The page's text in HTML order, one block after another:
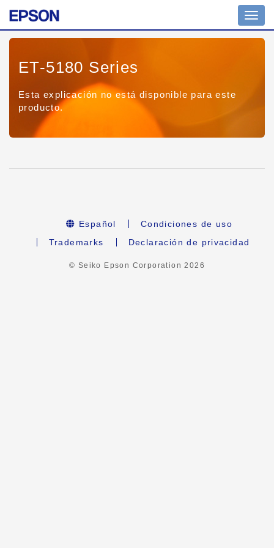
ET-5180 Series
Esta explicación no está disponible para este
producto.
Español
Condiciones de uso
Trademarks
Declaración de privacidad
© Seiko Epson Corporation2026